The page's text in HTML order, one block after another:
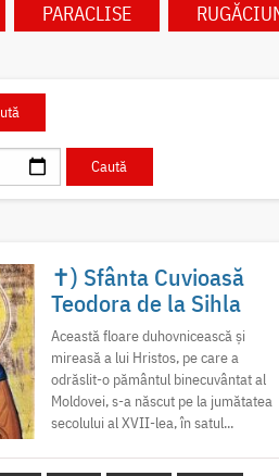
PARACLISE
✝) Sfânta Cuvioasă
Teodora de la Sihla
Această floare duhovnicească și
mireasă a lui Hristos, pe care a
odrăslit-o pământul binecuvântat al
Moldovei, s-a născut pe la jumătatea
secolului al XVII-lea, în satul...